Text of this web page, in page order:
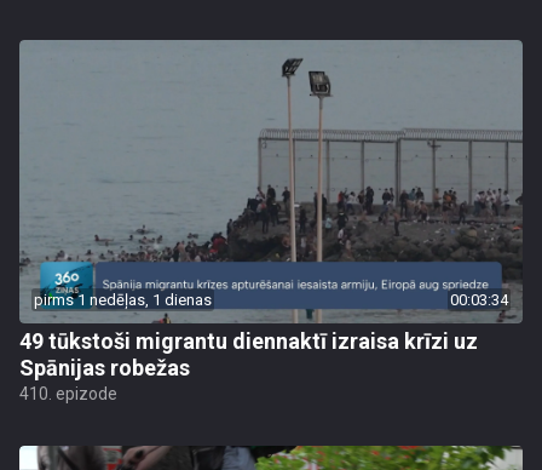
pirms 1 nedēļas, 1 dienas 00:03:34
49 tūkstoši migrantu diennaktī izraisa krīzi uz
Spānijas robežas
410. epizode